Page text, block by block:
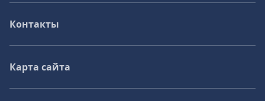
Контакты
Карта сайта